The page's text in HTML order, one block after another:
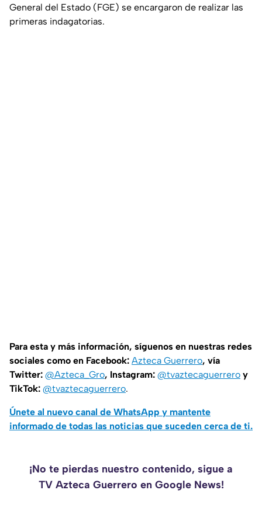
General del Estado (FGE) se encargaron de realizar las
primeras indagatorias.
Para esta y más información, síguenos en nuestras redes
sociales como en Facebook: Azteca Guerrero, vía
Twitter: @Azteca_Gro, Instagram: @tvaztecaguerrero y
TikTok: @tvaztecaguerrero.
Únete al nuevo canal de WhatsApp y mantente
informado de todas las noticias que suceden cerca de ti.
¡No te pierdas nuestro contenido, sigue a
TV Azteca Guerrero en Google News!